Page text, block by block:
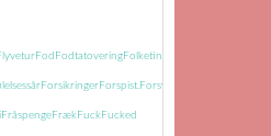
Fod FodtatoveringFolketingets
ForsikringerForspist.Forsvundet
FråspengeFrækFuckFucked